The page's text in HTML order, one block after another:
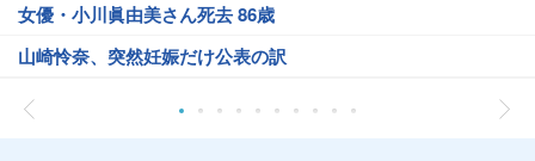
女優・小川眞由美さん死去 86歳
山崎怜奈、突然妊娠だけ公表の訳